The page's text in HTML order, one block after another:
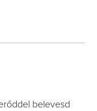
belevesd